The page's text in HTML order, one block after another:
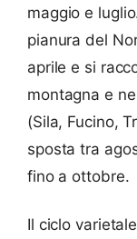
maggio e
pianura del
aprile e si
montagna e
(Sila, Fucino,
sposta tra
fino a ottobre.
Il ciclo